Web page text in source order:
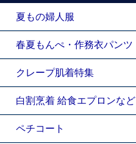
夏もの婦人服
春夏もんぺ・作務衣パンツ
クレープ肌着特集
白割烹着 給食エプロンなど
ペチコート